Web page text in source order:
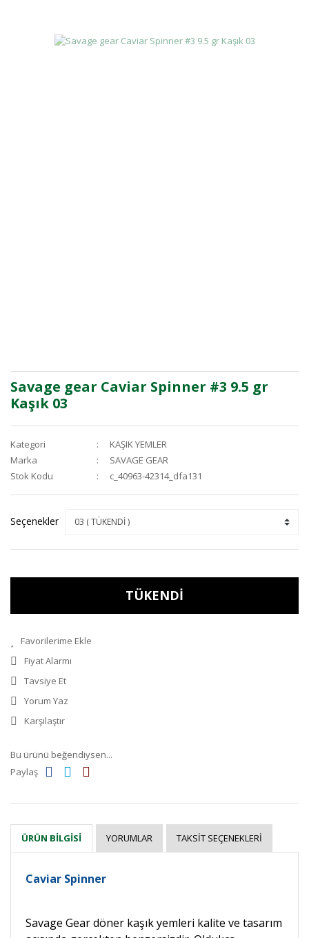
Savage gear Caviar Spinner #3 9.5 gr
Kaşık 03
Kategori
KAŞIK YEMLER
Marka
SAVAGE GEAR
Stok Kodu
c_40963-42314_dfa131
Seçenekler
TÜKENDİ
Fiyat Alarmı
Tavsiye Et
Yorum Yaz
Karşılaştır
Bu ürünü beğendiysen...
Paylaş
ÜRÜN BILGISI YORUMLAR TAKSIT SEÇENEKLERI
Caviar Spinner
Savage Gear döner kaşık yemleri kalite ve tasarım